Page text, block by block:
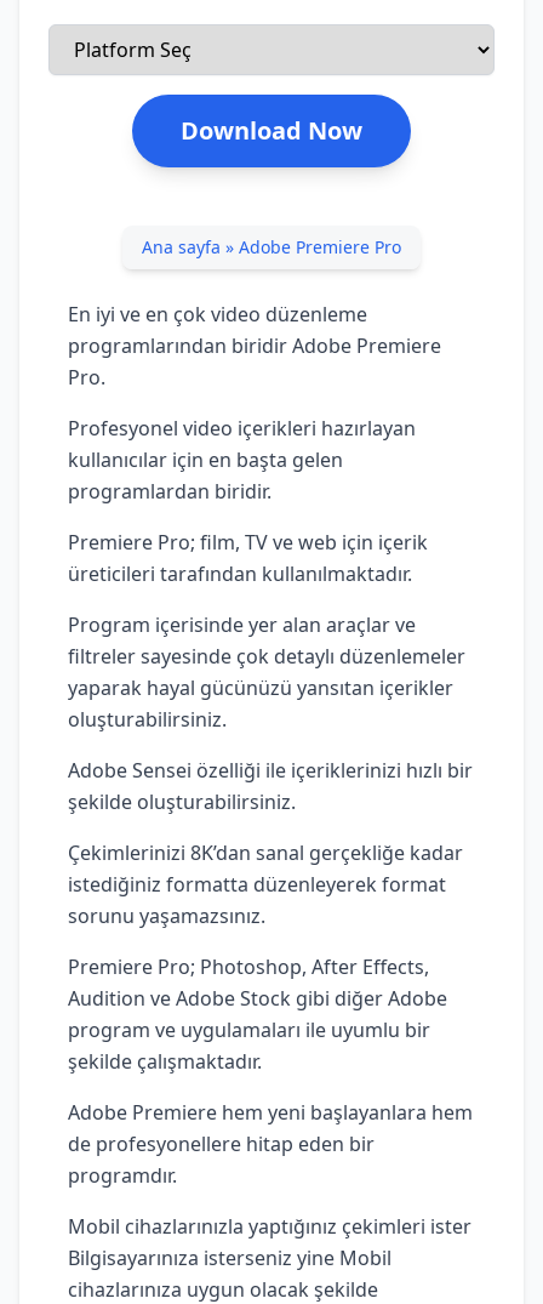
Download Now
Ana sayfa » Adobe Premiere Pro
En iyi ve en çok video düzenleme
programlarından biridir Adobe Premiere
Pro.
Profesyonel video içerikleri hazırlayan
kullanıcılar için en başta gelen
programlardan biridir.
Premiere Pro; film, TV ve web için içerik
üreticileri tarafından kullanılmaktadır.
Program içerisinde yer alan araçlar ve
filtreler sayesinde çok detaylı düzenlemeler
yaparak hayal gücünüzü yansıtan içerikler
oluşturabilirsiniz.
Adobe Sensei özelliği ile içeriklerinizi hızlı bir
şekilde oluşturabilirsiniz.
Çekimlerinizi 8K’dan sanal gerçekliğe kadar
istediğiniz formatta düzenleyerek format
sorunu yaşamazsınız.
Premiere Pro; Photoshop, After Effects,
Audition ve Adobe Stock gibi diğer Adobe
program ve uygulamaları ile uyumlu bir
şekilde çalışmaktadır.
Adobe Premiere hem yeni başlayanlara hem
de profesyonellere hitap eden bir
programdır.
Mobil cihazlarınızla yaptığınız çekimleri ister
Bilgisayarınıza isterseniz yine Mobil
cihazlarınıza uygun olacak şekilde